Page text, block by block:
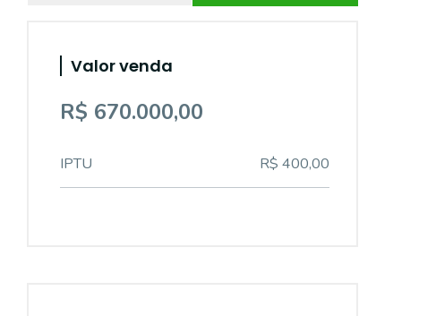
Valor venda
R$ 670.000,00
IPTU R$ 400,00